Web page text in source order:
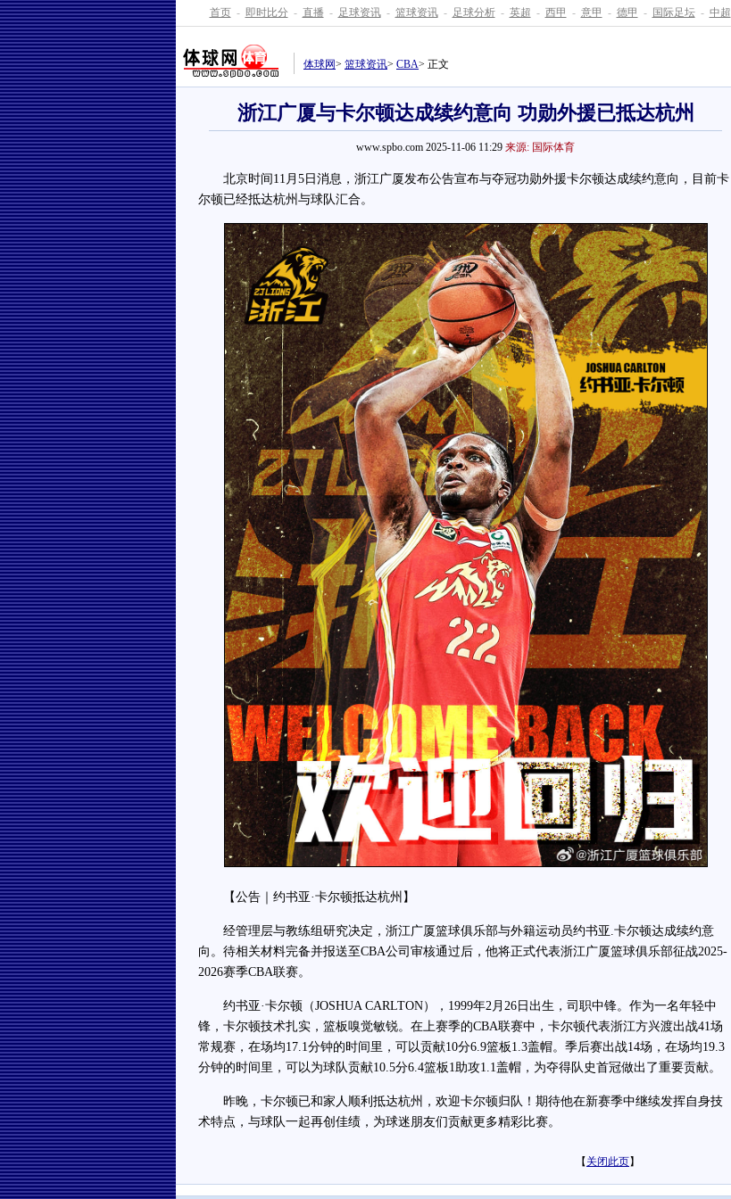
首页 - 即时比分 - 直播 - 足球资讯 - 篮球资讯 - 足球分析 - 英超 - 西甲 - 意甲 - 德甲 - 国际足坛 - 中超
体球网> 篮球资讯> CBA> 正文
浙江广厦与卡尔顿达成续约意向 功勋外援已抵达杭州
www.spbo.com 2025-11-06 11:29 来源: 国际体育
北京时间11月5日消息，浙江广厦发布公告宣布与夺冠功勋外援卡尔顿达成续约意向，目前卡
尔顿已经抵达杭州与球队汇合。
【公告｜约书亚·卡尔顿抵达杭州】
经管理层与教练组研究决定，浙江广厦篮球俱乐部与外籍运动员约书亚.卡尔顿达成续约意
向。待相关材料完备并报送至CBA公司审核通过后，他将正式代表浙江广厦篮球俱乐部征战2025-
2026赛季CBA联赛。
约书亚·卡尔顿（JOSHUA CARLTON），1999年2月26日出生，司职中锋。作为一名年轻中
锋，卡尔顿技术扎实，篮板嗅觉敏锐。在上赛季的CBA联赛中，卡尔顿代表浙江方兴渡出战41场
常规赛，在场均17.1分钟的时间里，可以贡献10分6.9篮板1.3盖帽。季后赛出战14场，在场均19.3
分钟的时间里，可以为球队贡献10.5分6.4篮板1助攻1.1盖帽，为夺得队史首冠做出了重要贡献。
昨晚，卡尔顿已和家人顺利抵达杭州，欢迎卡尔顿归队！期待他在新赛季中继续发挥自身技
术特点，与球队一起再创佳绩，为球迷朋友们贡献更多精彩比赛。
【 关闭此页】